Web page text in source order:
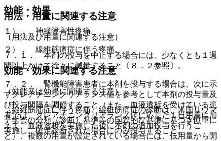
効能・効果
１）． 神経障害性疼痛。
２）． 線維筋痛症に伴う疼痛。
効能・効果に関連する注意
（効能又は効果に関連する注意）
〈線維筋痛症に伴う疼痛〉線維筋痛症の診断は、米国リウマ
チ学会の分類（診断）基準等の国際的な基準に基づき慎重に
実施し、確定診断された場合にのみ投与すること。
用法・用量に関連する注意
（用法及び用量に関連する注意）
７．１． 本剤の投与を中止する場合には、少なくとも１週
間以上かけて徐々に減量すること〔８．２参照〕。
７．２． 腎機能障害患者に本剤を投与する場合は、次に示
すクレアチニンクリアランス値を参考として本剤の投与量及
び投与間隔を調節すること（また、血液透析を受けている患
者では、クレアチニンクリアランス値に応じた１日用量に加
えて、血液透析を実施した後に本剤の追加投与を行うこ
と）、複数の用量が設定されている場合には、低用量から開